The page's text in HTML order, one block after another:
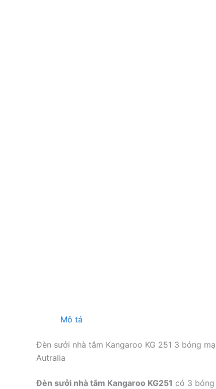
Mô tả
Đèn sưởi nhà tắm Kangaroo KG 251 3 bóng
Autralia
Đèn sưởi nhà tắm Kangaroo KG251 có 3